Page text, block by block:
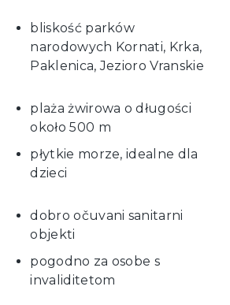
bliskość parków
narodowych Kornati, Krka,
Paklenica, Jezioro Vranskie
plaża żwirowa o długości
około 500 m
płytkie morze, idealne dla
dzieci
dobro očuvani sanitarni
objekti
pogodno za osobe s
invaliditetom